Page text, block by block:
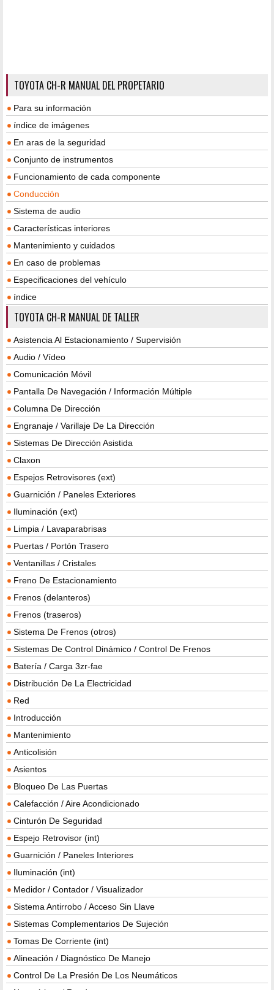
TOYOTA CH-R MANUAL DEL PROPETARIO
Para su información
índice de imágenes
En aras de la seguridad
Conjunto de instrumentos
Funcionamiento de cada componente
Conducción
Sistema de audio
Características interiores
Mantenimiento y cuidados
En caso de problemas
Especificaciones del vehículo
índice
TOYOTA CH-R MANUAL DE TALLER
Asistencia Al Estacionamiento / Supervisión
Audio / Vídeo
Comunicación Móvil
Pantalla De Navegación / Información Múltiple
Columna De Dirección
Engranaje / Varillaje De La Dirección
Sistemas De Dirección Asistida
Claxon
Espejos Retrovisores (ext)
Guarnición / Paneles Exteriores
Iluminación (ext)
Limpia / Lavaparabrisas
Puertas / Portón Trasero
Ventanillas / Cristales
Freno De Estacionamiento
Frenos (delanteros)
Frenos (traseros)
Sistema De Frenos (otros)
Sistemas De Control Dinámico / Control De Frenos
Batería / Carga 3zr-fae
Distribución De La Electricidad
Red
Introducción
Mantenimiento
Anticolisión
Asientos
Bloqueo De Las Puertas
Calefacción / Aire Acondicionado
Cinturón De Seguridad
Espejo Retrovisor (int)
Guarnición / Paneles Interiores
Iluminación (int)
Medidor / Contador / Visualizador
Sistema Antirrobo / Acceso Sin Llave
Sistemas Complementarios De Sujeción
Tomas De Corriente (int)
Alineación / Diagnóstico De Manejo
Control De La Presión De Los Neumáticos